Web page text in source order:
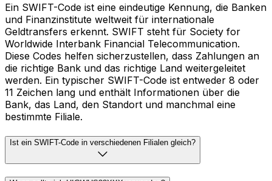
Ein SWIFT-Code ist eine eindeutige Kennung, die Banken
und Finanzinstitute weltweit für internationale
Geldtransfers erkennt. SWIFT steht für Society for
Worldwide Interbank Financial Telecommunication.
Diese Codes helfen sicherzustellen, dass Zahlungen an
die richtige Bank und das richtige Land weitergeleitet
werden. Ein typischer SWIFT-Code ist entweder 8 oder
11 Zeichen lang und enthält Informationen über die
Bank, das Land, den Standort und manchmal eine
bestimmte Filiale.
Ist ein SWIFT-Code in verschiedenen Filialen gleich?